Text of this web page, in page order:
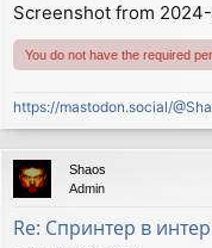
Screenshot from
You do not have the required
https://mastodon.social/
Shaos
Admin
Re: Спринтер в